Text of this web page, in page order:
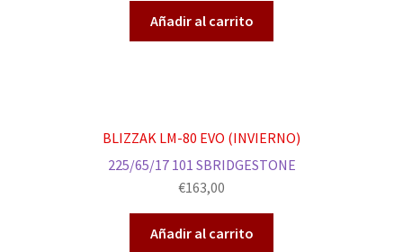
Añadir al carrito
BLIZZAK LM-80 EVO (INVIERNO)
225/65/17 101 SBRIDGESTONE
€163,00
Añadir al carrito